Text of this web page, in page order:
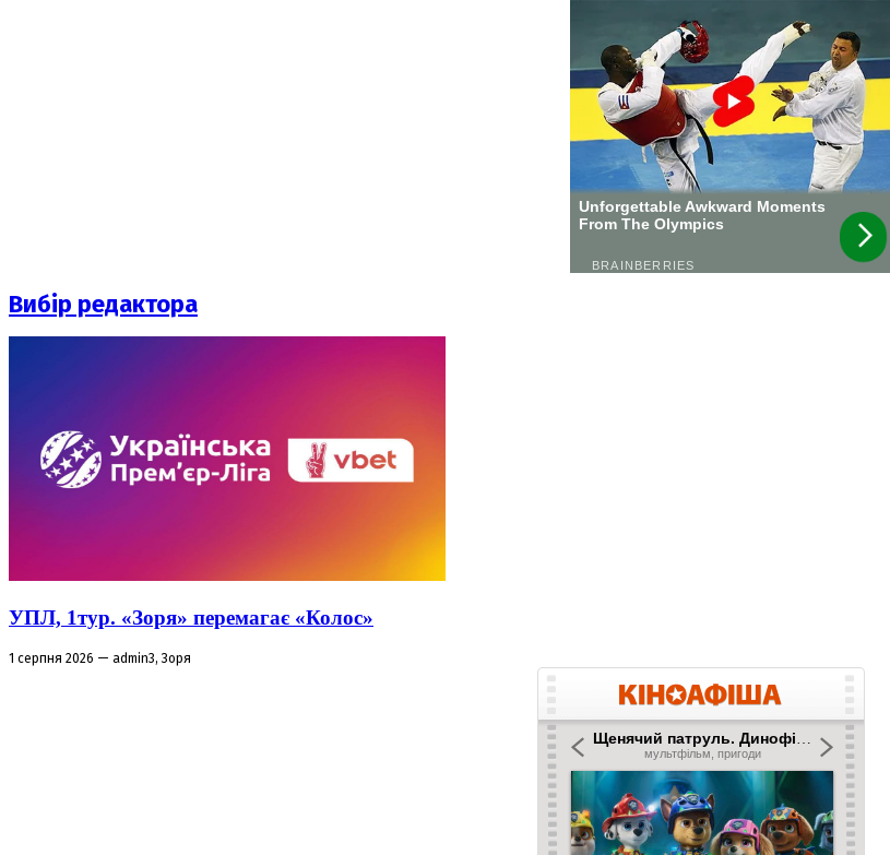
Вибір редактора
УПЛ, 1тур. «Зоря» перемагає «Колос»
1 серпня 2026 — admin3, Зоря